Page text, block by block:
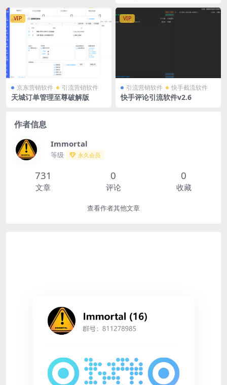
和企业的首选工具。...
VIP
京东营销软件 引流营销软件
天城订单管理至尊破解版
VIP
引流营销软件 快手截流软件
快手评论引流软件v2.6
作者信息
Immortal
等级 永久会员
731
文章
0
评论
0
收藏
查看作者其他文章